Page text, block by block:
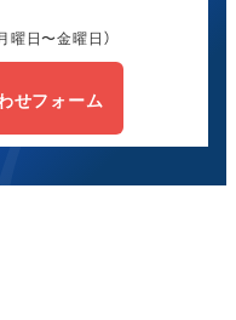
曜日〜金曜日）
せフォーム